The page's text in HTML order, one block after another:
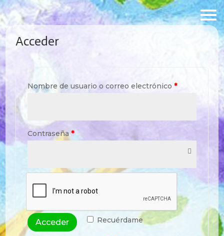
Acceder
Nombre de usuario o correo electrónico*
Contraseña*
Recuérdame
Acceder